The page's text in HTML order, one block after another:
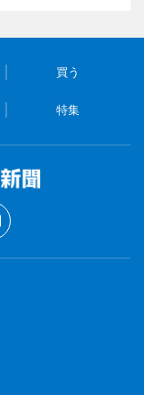
買う
特集